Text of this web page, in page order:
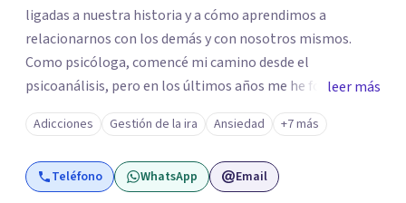
ligadas a nuestra historia y a cómo aprendimos a
relacionarnos con los demás y con nosotros mismos.
Como psicóloga, comencé mi camino desde el
psicoanálisis, pero en los últimos años me he formado en
psicoterapia integradora, especializándome en trauma y
apego. En terapia te acompaño a mirar de frente lo que
duele, para que puedas comprenderlo, procesarlo y dejar
de cargar con ello de la misma manera. No se trata de
leer más
Adicciones Gestión de la ira Ansiedad +7 más
Teléfono WhatsApp Email